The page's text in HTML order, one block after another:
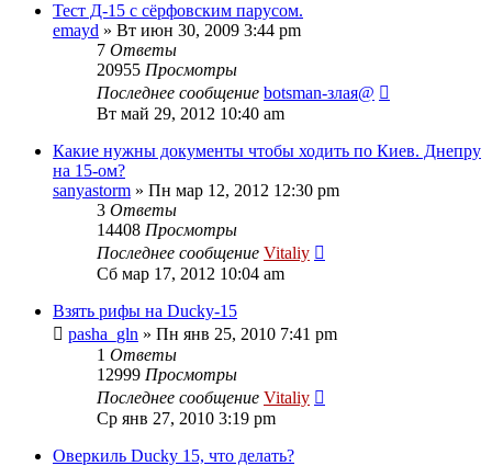
Тест Д-15 с сёрфовским парусом.
emayd » Вт июн 30, 2009 3:44 pm
7 Ответы
20955 Просмотры
Последнее сообщение botsman-злая@
Вт май 29, 2012 10:40 am
Какие нужны документы чтобы ходить по Киев. Днепру
на 15-ом?
sanyastorm » Пн мар 12, 2012 12:30 pm
3 Ответы
14408 Просмотры
Последнее сообщение Vitaliy
Сб мар 17, 2012 10:04 am
Взять рифы на Ducky-15
pasha_gln » Пн янв 25, 2010 7:41 pm
1 Ответы
12999 Просмотры
Последнее сообщение Vitaliy
Ср янв 27, 2010 3:19 pm
Оверкиль Ducky 15, что делать?